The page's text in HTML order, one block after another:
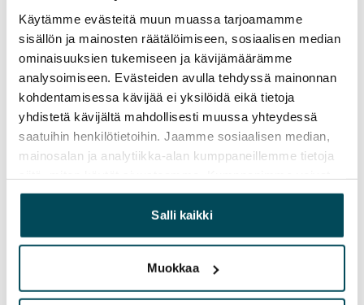
Käytämme evästeitä muun muassa tarjoamamme
sisällön ja mainosten räätälöimiseen, sosiaalisen median
ominaisuuksien tukemiseen ja kävijämäärämme
analysoimiseen. Evästeiden avulla tehdyssä mainonnan
kohdentamisessa kävijää ei yksilöidä eikä tietoja
yhdistetä kävijältä mahdollisesti muussa yhteydessä
saatuihin henkilötietoihin. Jaamme sosiaalisen median,
mainosalan ja analytiikka-alan kumppaneillemme tietoja
yhdistää näitä tietoja muihin tietoihin, joita olet antanut
heille tai joita on kerätty, kun olet käyttänyt heidän
palvelujaan.
Salli kaikki
Muokkaa